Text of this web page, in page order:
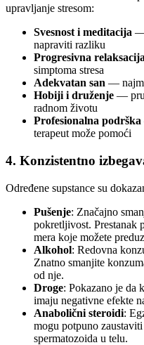
upravljanje stresom:
Svesnost i meditacija —
napraviti razliku
Progresivna
simptoma stresa
Adekvatan san —
Hobiji i druženje —
radnom životu
Profesionalna podrška
terapeut može pomoći
4. Konzistentno
Određene supstance su
Pušenje: Značajno
pokretljivost. Prestanak
mera koje možete
Alkohol: Redovna
Znatno smanjite
od nje.
Droge: Pokazano je da
imaju negativne efekte
Anabolični steroidi:
mogu potpuno
spermatozoida u telu.